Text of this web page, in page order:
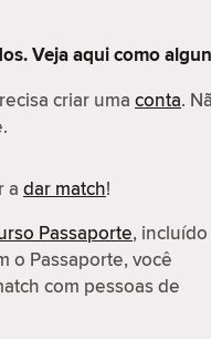
Veja aqui como
criar uma conta.
a dar match!
Passaporte, incluído
o Passaporte, você
com pessoas de